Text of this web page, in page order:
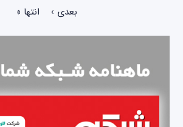
بعدی ›
انتها »